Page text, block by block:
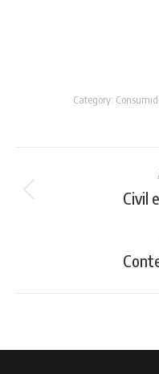
Category:
navigationCivil